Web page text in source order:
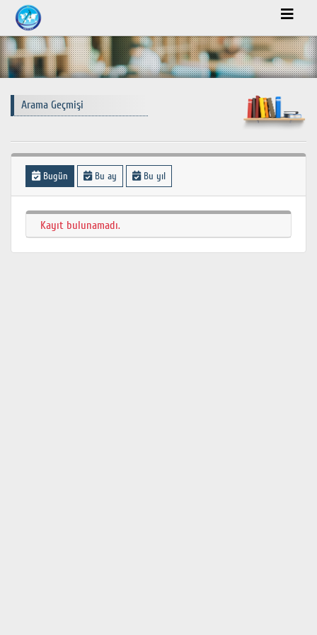
Arama Geçmişi
Bugün Bu ay Bu yıl
Kayıt bulunamadı.